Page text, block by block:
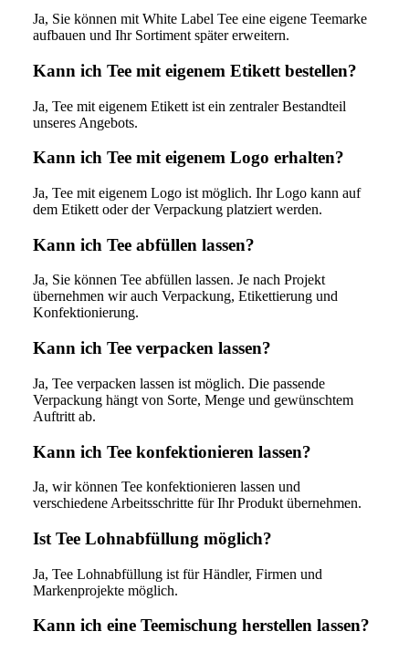
Ja, Sie können mit White Label Tee eine eigene Teemarke
aufbauen und Ihr Sortiment später erweitern.
Kann ich Tee mit eigenem Etikett bestellen?
Ja, Tee mit eigenem Etikett ist ein zentraler Bestandteil
unseres Angebots.
Kann ich Tee mit eigenem Logo erhalten?
Ja, Tee mit eigenem Logo ist möglich. Ihr Logo kann auf
dem Etikett oder der Verpackung platziert werden.
Kann ich Tee abfüllen lassen?
Ja, Sie können Tee abfüllen lassen. Je nach Projekt
übernehmen wir auch Verpackung, Etikettierung und
Konfektionierung.
Kann ich Tee verpacken lassen?
Ja, Tee verpacken lassen ist möglich. Die passende
Verpackung hängt von Sorte, Menge und gewünschtem
Auftritt ab.
Kann ich Tee konfektionieren lassen?
Ja, wir können Tee konfektionieren lassen und
verschiedene Arbeitsschritte für Ihr Produkt übernehmen.
Ist Tee Lohnabfüllung möglich?
Ja, Tee Lohnabfüllung ist für Händler, Firmen und
Markenprojekte möglich.
Kann ich eine Teemischung herstellen lassen?